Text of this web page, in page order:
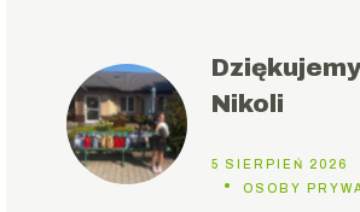
Dziękujemy
Nikoli
5 SIERPIEŃ 2026
OSOBY